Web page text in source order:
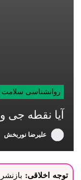
روانشناسی سلامت
آیا نقطه جی
علیرضا نوربخش
توجه اخلاقی: